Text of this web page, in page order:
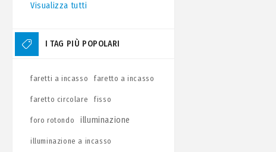
Visualizza tutti
I TAG PIÙ POPOLARI
faretti a incasso faretto a incasso
faretto circolare fisso
foro rotondo illuminazione
illuminazione a incasso